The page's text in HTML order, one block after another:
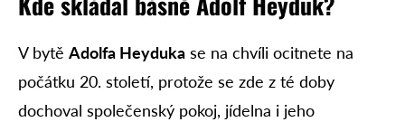
V bytě Adolfa Heyduka se na chvíli ocitnete na
počátku 20. století, protože se zde z té doby
dochoval společenský pokoj, jídelna i jeho